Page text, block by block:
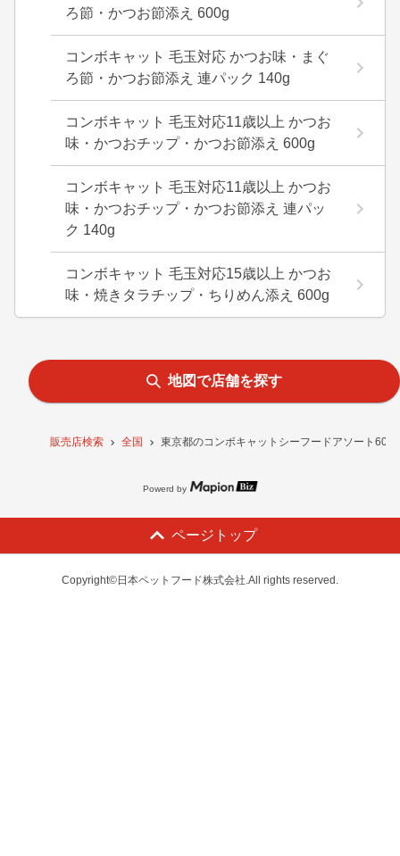
販売店検索 全国 東京都のコンボキャットシーフードアソート
ろ節・かつお節添え 600g
コンボキャット 毛玉対応 かつお味・まぐ
ろ節・かつお節添え 連パック 140g
コンボキャット 毛玉対応11歳以上 かつお
味・かつおチップ・かつお節添え 600g
コンボキャット 毛玉対応11歳以上 かつお
味・かつおチップ・かつお節添え 連パッ
ク 140g
コンボキャット 毛玉対応15歳以上 かつお
味・焼きタラチップ・ちりめん添え 600g
地図で店舗を探す
Powerd by
ページトップ
Copyright©日本ペットフード株式会社.All rights reserved.